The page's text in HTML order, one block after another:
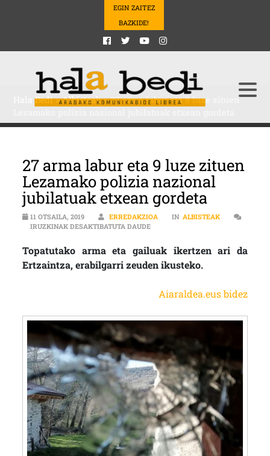
EGIN ZAITEZ
BAZKIDE!
Hala Bedi>Albisteak>27 arma labur eta 9 luze zituen
27 arma labur eta 9 luze zituen
Lezamako polizia nazional
jubilatuak etxean gordeta
11 OTSAILA, 2019 ERREDAKZIOA IN ALBISTEAK
IRUZKINAK DESAKTIBATUTA DAUDE27 ARMA LABUR ETA 9 LUZE
Topatutako arma eta gailuak ikertzen ari da
Ertzaintza, erabilgarri zeuden ikusteko.
Aiaraldea.eus bidez